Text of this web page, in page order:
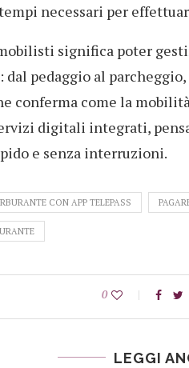
necessari per
significa poter
dal pedaggio al
conferma come la
digitali integrati,
e senza interruzioni.
CON APP TELEPASS
0
LEGGI